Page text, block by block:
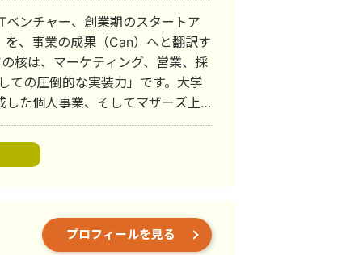
ンチャー、創業期のスタートア
、事業の成果（Can）へと翻訳す
ての圧倒的な実装力」です。大学
た個人事業、そしてマザーズ上
の組織立ち上げ。これらの経験を
性のある成長モデル」の構築を自
たオペレーションAIのPMFを牽引
プロフィールを見る